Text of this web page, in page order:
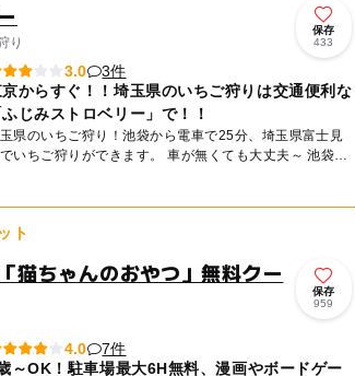
り
保存
433
3.0
3件
からすぐ！！埼玉県のいちご狩りは交通便利な
ふじみストロベリー」で！！
県のいちご狩り！池袋から電車で25分、埼玉県富士見
いちご狩りができます。 車が無くても大丈夫～ 池袋か
ト
猫ちゃんのおやつ」無料クー
保存
959
4.0
7件
～OK！駐車場最大6H無料、漫画やボードゲー